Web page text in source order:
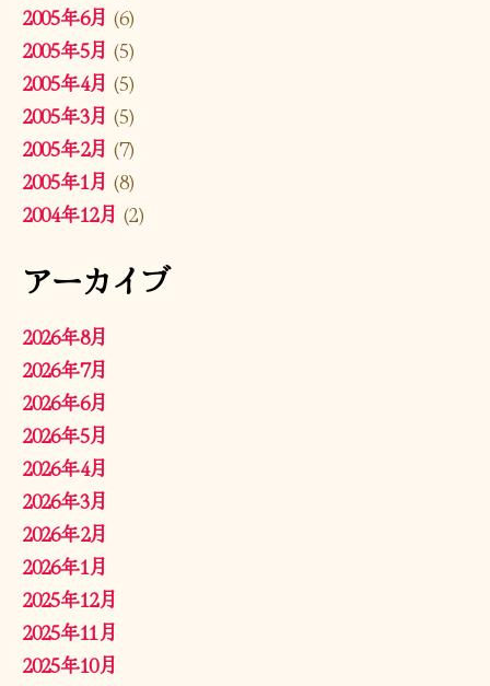
2005年6月 (6)
2005年5月 (5)
2005年4月 (5)
2005年3月 (5)
2005年2月 (7)
2005年1月 (8)
2004年12月 (2)
アーカイブ
2026年8月
2026年7月
2026年6月
2026年5月
2026年4月
2026年3月
2026年2月
2026年1月
2025年12月
2025年11月
2025年10月